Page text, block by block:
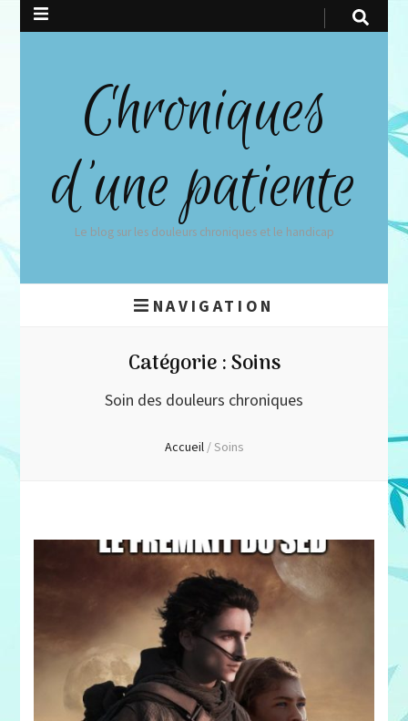
Chroniques
d'une patiente
Le blog sur les douleurs chroniques et le handicap
NAVIGATION
Catégorie :Soins
Soin des douleurs chroniques
Accueil/Soins